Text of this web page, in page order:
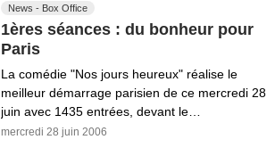
News - Box Office
1ères séances : du bonheur pour
Paris
La comédie "Nos jours heureux" réalise le
meilleur démarrage parisien de ce mercredi 28
juin avec 1435 entrées, devant le…
mercredi 28 juin 2006